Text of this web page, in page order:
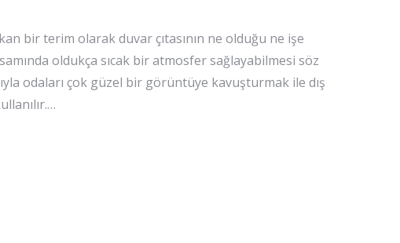
bir terim olarak duvar çıtasının ne olduğu ne işe
oldukça sıcak bir atmosfer sağlayabilmesi söz
odaları çok güzel bir görüntüye kavuşturmak ile dış